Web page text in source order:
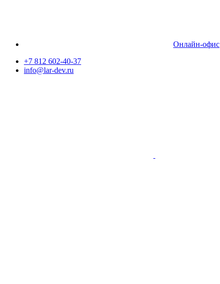
Онлайн-офис
+7 812 602-40-37
info@lar-dev.ru